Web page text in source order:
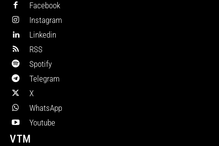
Facebook
Instagram
Linkedin
RSS
Spotify
Telegram
X
WhatsApp
Youtube
VTM